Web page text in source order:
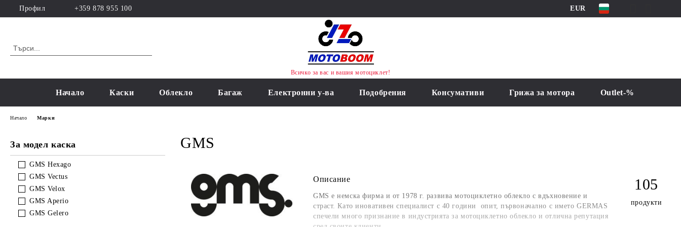
Профил +359 878 955 100 EUR
Всичко за вас и вашия мотоциклет!
Начало Каски Облекло Багаж Електронни у-ва Подобрения Консумативи Грижа за мотора Outlet-%
За модел каска
GMS Hexago
GMS Vectus
GMS Velox
GMS Aperio
GMS Gelero
Начало Марки
GMS
Описание
GMS е немска фирма и от 1978 г. развива мотоциклетно облекло с вдъхновение и
страст. Като иновативен специалист с 40 години опит, първоначално с името GERMAS
спечели много признание в индустрията за мотоциклетно облекло и отлична репутация
105
продукти